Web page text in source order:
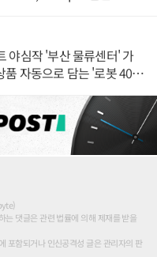
야심작 '부산 물류센터' 가
품 자동으로 담는 '로봇 400
는 댓글은 관련 법률에 의해 제재를 받을
포함되거나 인신공격성 글은 관리자의 판